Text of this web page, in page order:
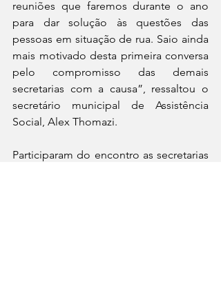
reuniões que faremos durante o ano
para dar solução às questões das
pessoas em situação de rua. Saio ainda
mais motivado desta primeira conversa
pelo compromisso das demais
secretarias com a causa”, ressaltou o
secretário municipal de Assistência
Social, Alex Thomazi.
Participaram do encontro as secretarias